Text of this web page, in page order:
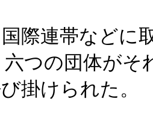
際連帯などに
つの団体がそ
掛けられた。